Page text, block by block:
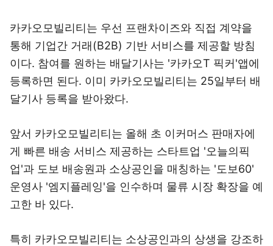
카카오모빌리티는 우선 프랜차이즈와 직접 계약을
통해 기업간 거래(B2B) 기반 서비스를 제공할 방침
이다. 참여를 원하는 배달기사는 '카카오T 픽커'앱에
등록하면 된다. 이미 카카오모빌리티는 25일부터 배
달기사 등록을 받아왔다.
앞서 카카오모빌리티는 올해 초 이커머스 판매자에
게 빠른 배송 서비스 제공하는 스타트업 '오늘의픽
업'과 도보 배송원과 소상공인을 매칭하는 '도보60'
운영사 '엠지플레잉'을 인수하며 물류 시장 확장을 예
고한 바 있다.
특히 카카오모빌리티는 소상공인과의 상생을 강조하